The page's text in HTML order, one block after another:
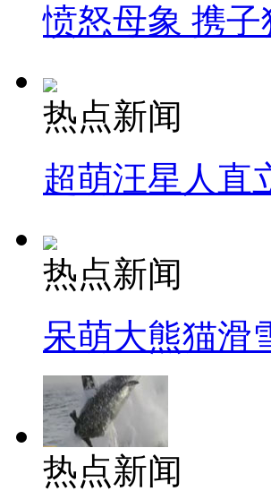
愤怒母象 携
热点新闻
超萌汪星人直
热点新闻
呆萌大熊猫滑
热点新闻